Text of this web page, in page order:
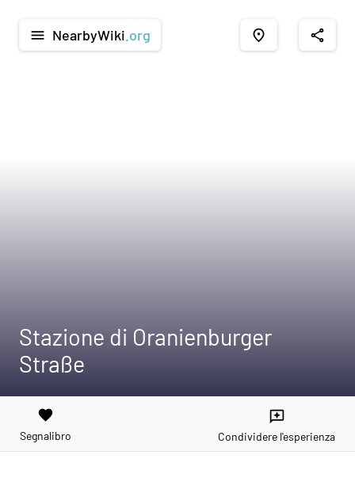
menu NearbyWiki .org place share
Stazione di Oranienburger
Straße
favorite
Segnalibro
reviews
Condividere l'esperienza